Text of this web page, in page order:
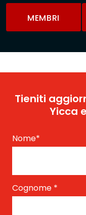
MEMBRI
Tieniti
Yicca
Nome*
Cognome *